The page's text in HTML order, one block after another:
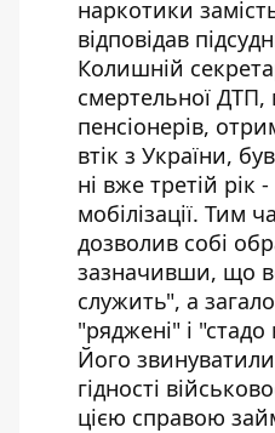
наркотики
відповідав
Колишній
смертельної ДТП,
пенсіонерів,
втік з України,
ні вже третій рік
мобілізації. Тим
дозволив собі
зазначивши, що
служить", а
"ряджені" і "стадо
Його звинуватили
гідності
цією справою